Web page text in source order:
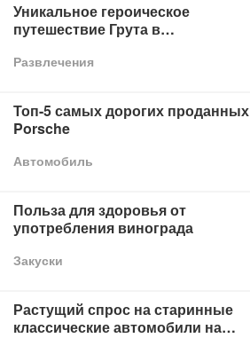
Уникальное героическое
путешествие Грута в
Развлечения
Топ-5 самых дорогих проданных
Porsche
Автомобиль
Польза для здоровья от
употребления винограда
Закуски
Растущий спрос на старинные
классические автомобили на